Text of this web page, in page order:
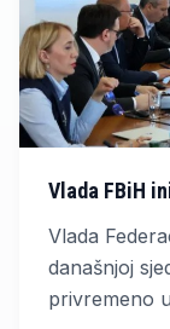
Vlada FBiH
Vlada
današnjoj
privremeno